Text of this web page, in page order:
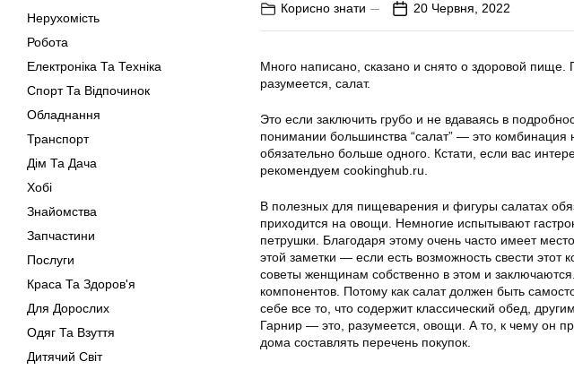
Нерухомість
Робота
Електроніка Та Техніка
Спорт Та Відпочинок
Обладнання
Транспорт
Дім Та Дача
Хобі
Знайомства
Запчастини
Послуги
Краса Та Здоров'я
Для Дорослих
Одяг Та Взуття
Дитячий Світ
Корисно знати 20 Червня, 2022
Много написано, сказано и снято о здоровой пище.
разумеется, салат.
Это если заключить грубо и не вдаваясь в
понимании большинства “салат” — это комбинация
обязательно больше одного. Кстати, если вас
рекомендуем cookinghub.ru.
В полезных для пищеварения и фигуры салатах
приходится на овощи. Немногие испытывают
петрушки. Благодаря этому очень часто имеет
этой заметки — если есть возможность свести
советы женщинам собственно в этом и
компонентов. Потому как салат должен быть
себе все то, что содержит классический обед,
Гарнир — это, разумеется, овощи. А то, к чему он
дома составлять перечень покупок.